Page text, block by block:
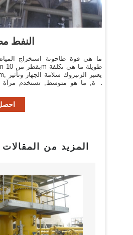
النفط
ما هي قوة طاحونة استخراج
قوة, ما هو متوسط, تستخدم مرآة
المزيد من